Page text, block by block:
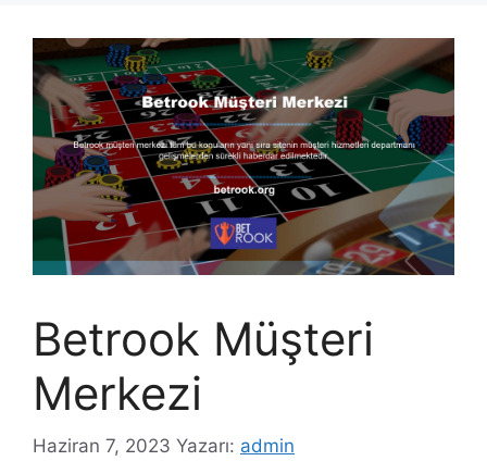
Betrook Müşteri
Merkezi
Haziran 7, 2023 Yazarı: admin